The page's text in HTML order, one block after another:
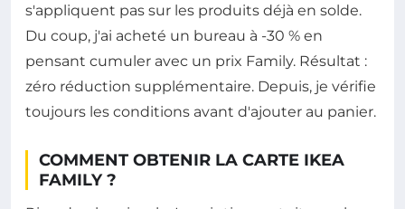
s'appliquent pas sur les produits déjà en solde.
Du coup, j'ai acheté un bureau à -30 % en
pensant cumuler avec un prix Family. Résultat :
zéro réduction supplémentaire. Depuis, je vérifie
toujours les conditions avant d'ajouter au panier.
COMMENT OBTENIR LA CARTE IKEA
FAMILY ?